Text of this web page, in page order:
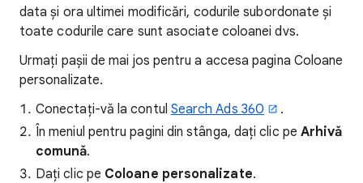
data și ora ultimei modificări, codurile subordonate și
toate codurile care sunt asociate coloanei dvs.
Urmați pașii de mai jos pentru a accesa pagina Coloane
personalizate.
Conectați-vă la contul Search Ads 360
.
În meniul pentru pagini din stânga, dați clic pe Arhivă
comună.
Dați clic pe Coloane personalizate.